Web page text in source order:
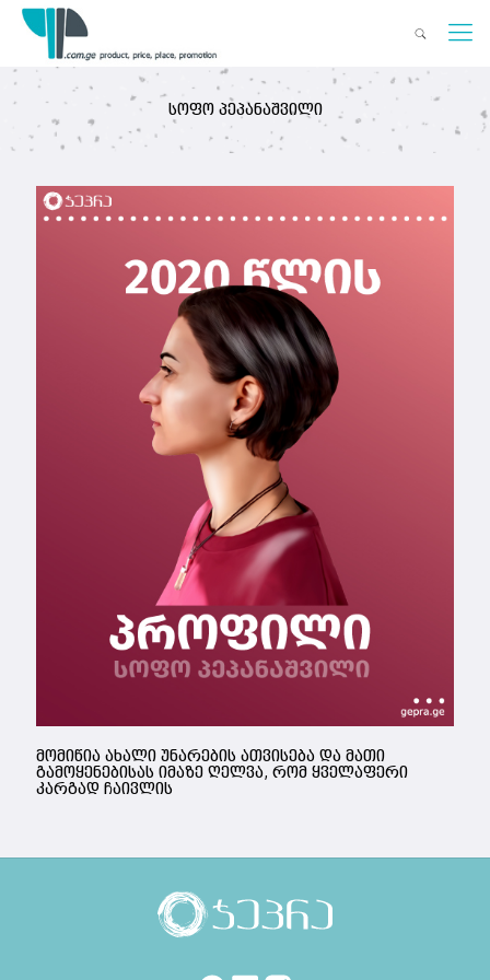
სოფო პეპანაშვილი
მომიწია ახალი უნარების ათვისება და მათი
გამოყენებისას იმაზე ღელვა, რომ ყველაფერი
კარგად ჩაივლის